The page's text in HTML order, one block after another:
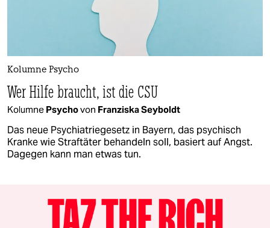
Kolumne Psycho
Wer Hilfe braucht, ist die CSU
Kolumne Psychovon Franziska Seyboldt
Das neue Psychiatriegesetz in Bayern, das psychisch
Kranke wie Straftäter behandeln soll, basiert auf Angst.
Dagegen kann man etwas tun.